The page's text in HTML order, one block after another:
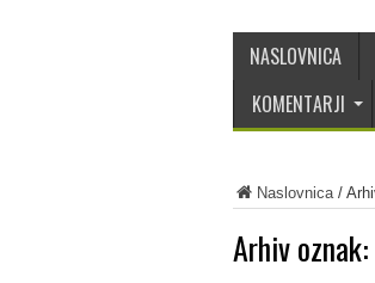
NASLOVNICA
KOMENTARJI
Naslovnica/
Arhiv oznak: